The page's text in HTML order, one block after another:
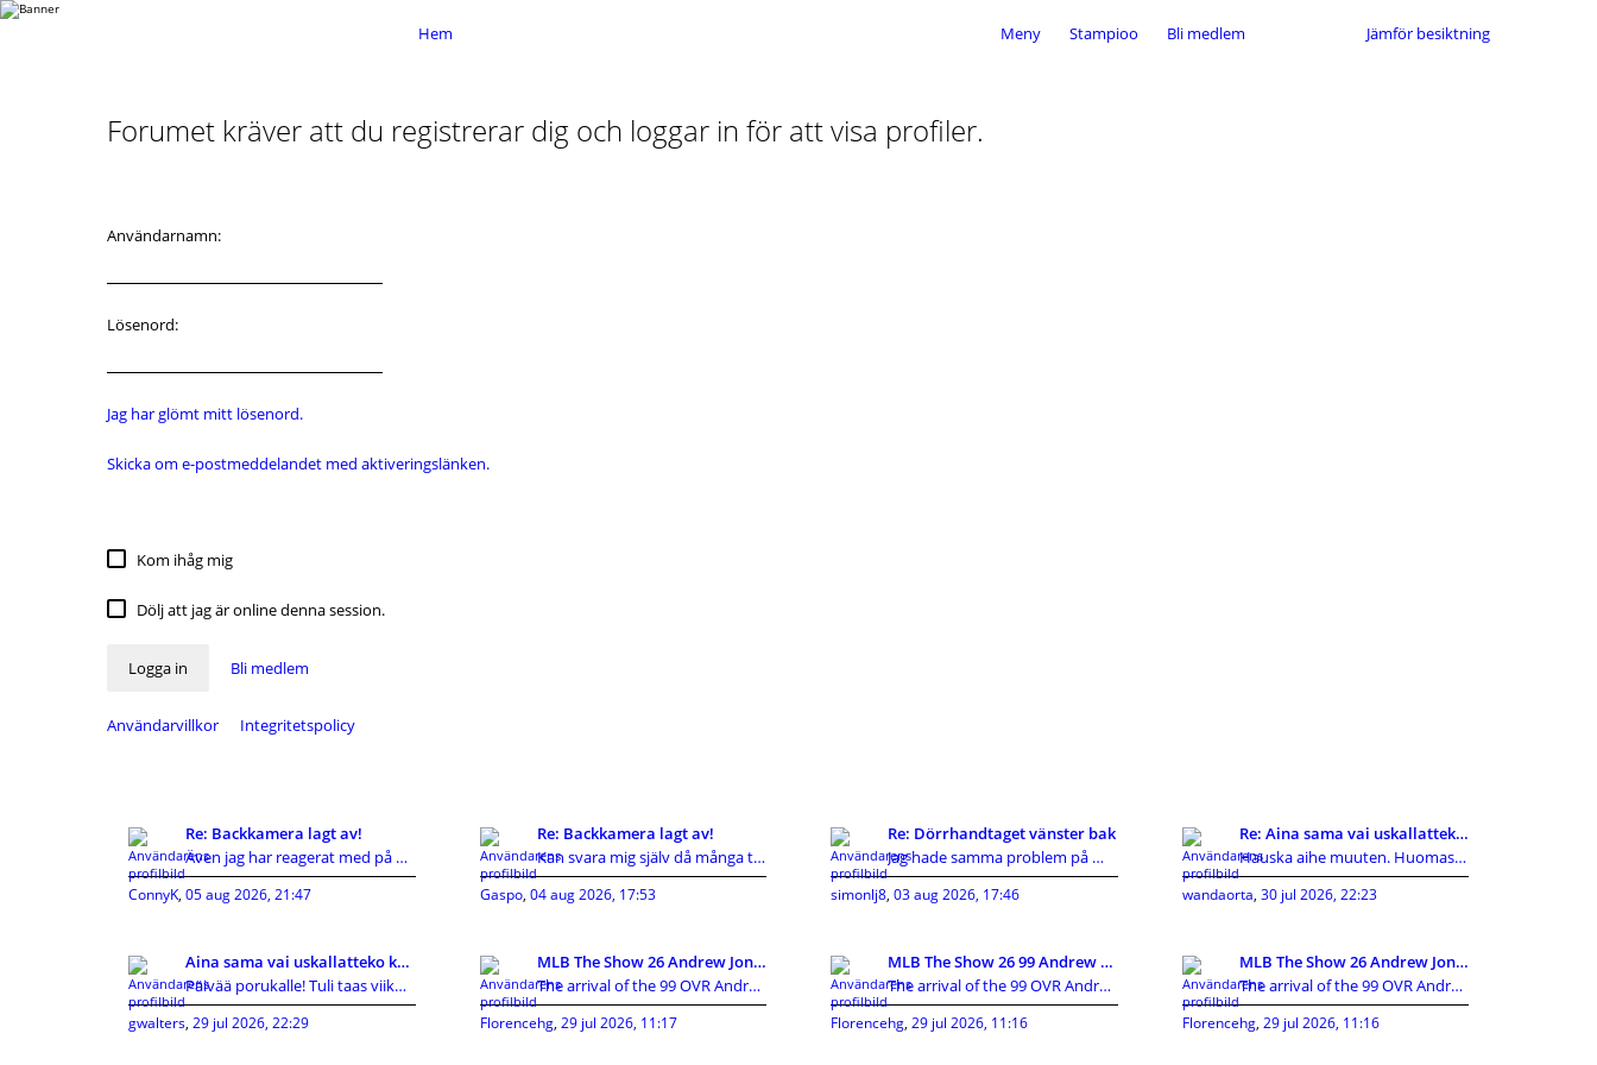
Meny Stampioo Bli medlem Jämför besiktning
Hem
Forumet kräver att du registrerar dig och loggar in för att visa profiler.
Användarnamn:
Lösenord:
Jag har glömt mitt lösenord.
Skicka om e-postmeddelandet med aktiveringslänken.
Kom ihåg mig
Dölj att jag är online denna session.
Logga in Bli medlem
Användarvillkor Integritetspolicy
Re: Backkamera lagt av!
Även jag har reagerat med på KIA's hutlösa reservd
ConnyK, 05 aug 2026, 21:47
Re: Backkamera lagt av!
Kan svara mig själv då många tyvärr inte gör det d
Gaspo, 04 aug 2026, 17:53
Re: Dörrhandtaget vänster bak
Jag hade samma problem på min ceed 2010, vajern in
simonlj8, 03 aug 2026, 17:46
Re: Aina sama vai uskallatteko kokeilla uutta?
Hauska aihe muuten. Huomasin itse joskus tekeväni
wandaorta, 30 jul 2026, 22:23
Aina sama vai uskallatteko kokeilla uutta?
Päivää porukalle! Tuli taas viikonloppuna vastaan
gwalters, 29 jul 2026, 22:29
MLB The Show 26 Andrew Jones 99 OVR Card Guide:Att
The arrival of the 99 OVR Andrew Jones card has cr
Florencehg, 29 jul 2026, 11:17
MLB The Show 26 99 Andrew Jones Breakdown:The Ulti
The arrival of the 99 OVR Andrew Jones card has cr
Florencehg, 29 jul 2026, 11:16
MLB The Show 26 Andrew Jones Review:Can He Replace
The arrival of the 99 OVR Andrew Jones card has cr
Florencehg, 29 jul 2026, 11:16